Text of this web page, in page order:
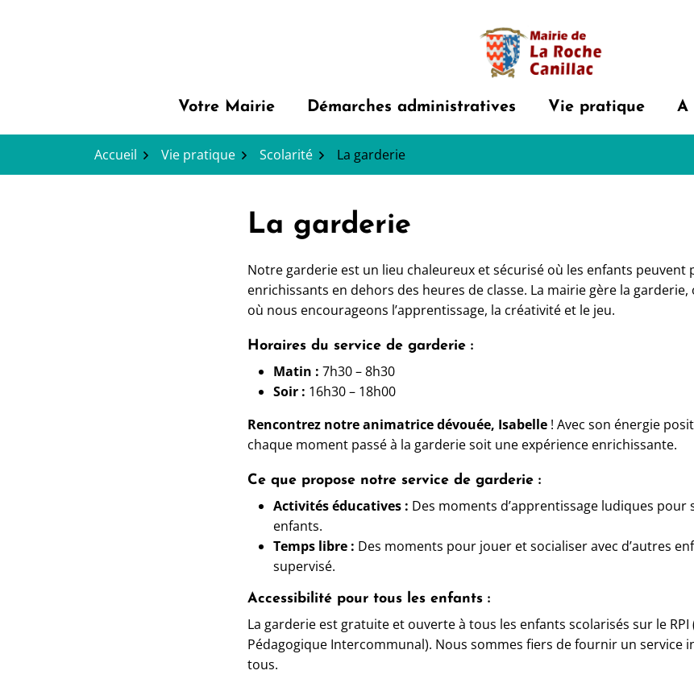
Votre Mairie Démarches administratives Vie pratique A
Accueil Vie pratique Scolarité La garderie
La garderie
Notre garderie est un lieu chaleureux et sécurisé où les enfants peuvent
enrichissants en dehors des heures de classe. La mairie gère la
où nous encourageons l’apprentissage, la créativité et le jeu.
Horaires du service de garderie :
Matin : 7h30 – 8h30
Soir : 16h30 – 18h00
Rencontrez notre animatrice dévouée, Isabelle ! Avec son énergie
chaque moment passé à la garderie soit une expérience enrichissante.
Ce que propose notre service de garderie :
Activités éducatives : Des moments d’apprentissage ludiques
enfants.
Temps libre : Des moments pour jouer et socialiser avec d’autres
supervisé.
Accessibilité pour tous les enfants :
La garderie est gratuite et ouverte à tous les enfants scolarisés sur le
Pédagogique Intercommunal). Nous sommes fiers de fournir un service
tous.